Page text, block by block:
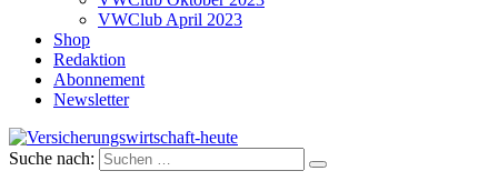
VWClub April 2023
Shop
Redaktion
Abonnement
Newsletter
Versicherungswirtschaft-heute
Suche nach: